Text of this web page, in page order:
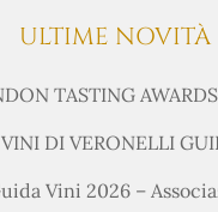
ULTIME NOVITÀ
TASTING
DI VERONELLI
Vini 2026 –